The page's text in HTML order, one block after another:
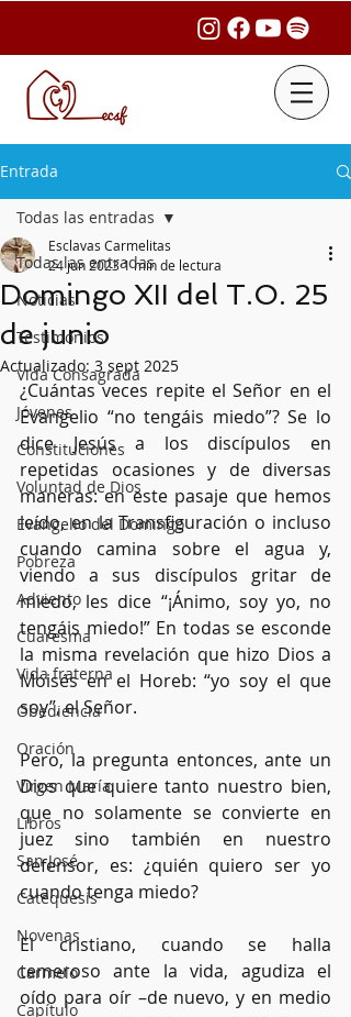
Entrada
Todas las entradas
Noticias
Testimonios
Vida Consagrada
Jóvenes
Constituciones
Voluntad de Dios
Evangelio del Domingo
Pobreza
Adviento
Cuaresma
Vida fraterna
Obediencia
Oración
Virgen María
Libros
San José
Catequesis
Novenas
Carmelo
Capítulo
Todas las entradas
Domingo XII del T.O. 25
de junio
Esclavas Carmelitas
24 jun 20231 min de lectura
Actualizado: 3 sept 2025
¿Cuántas veces repite el Señor en el
Evangelio “no tengáis miedo”? Se lo
dice Jesús a los discípulos en
repetidas ocasiones y de diversas
maneras: en este pasaje que hemos
leído, en la Transfiguración o incluso
cuando camina sobre el agua y,
viendo a sus discípulos gritar de
miedo, les dice “¡Ánimo, soy yo, no
tengáis miedo!” En todas se esconde
la misma revelación que hizo Dios a
Moisés en el Horeb: “yo soy el que
soy”, el Señor.
Pero, la pregunta entonces, ante un
Dios que quiere tanto nuestro bien,
que no solamente se convierte en
juez sino también en nuestro
defensor, es: ¿quién quiero ser yo
cuando tenga miedo?
El cristiano, cuando se halla
temeroso ante la vida, agudiza el
oído para oír –de nuevo, y en medio